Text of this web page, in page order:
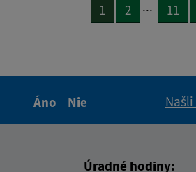
1 2 ... 11
Áno
Nie
Úradné hodiny: